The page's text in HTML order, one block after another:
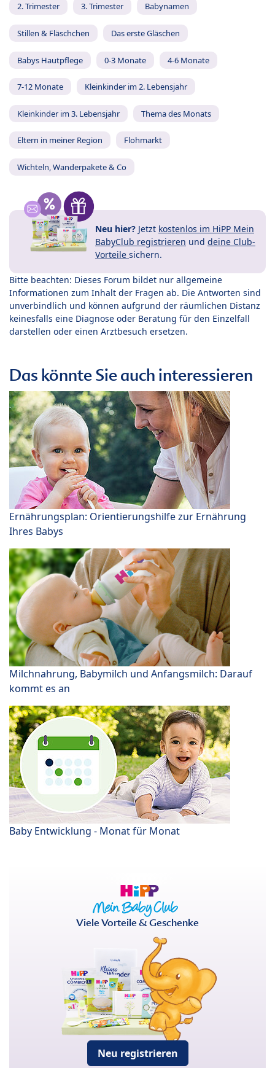
2. Trimester 3. Trimester Babynamen
Stillen & Fläschchen Das erste Gläschen
Babys Hautpflege 0-3 Monate 4-6 Monate
7-12 Monate Kleinkinder im 2. Lebensjahr
Kleinkinder im 3. Lebensjahr Thema des Monats
Eltern in meiner Region Flohmarkt
Wichteln, Wanderpakete & Co
Neu hier? Jetzt kostenlos im HiPP Mein
BabyClub registrieren und deine Club-
Vorteile sichern.
Bitte beachten: Dieses Forum bildet nur allgemeine
Informationen zum Inhalt der Fragen ab. Die Antworten sind
unverbindlich und können aufgrund der räumlichen Distanz
keinesfalls eine Diagnose oder Beratung für den Einzelfall
darstellen oder einen Arztbesuch ersetzen.
Das könnte Sie auch interessieren
Ernährungsplan: Orientierungshilfe zur Ernährung
Ihres Babys
Milchnahrung, Babymilch und Anfangsmilch: Darauf
kommt es an
Baby Entwicklung - Monat für Monat
Viele Vorteile & Geschenke
Neu registrieren